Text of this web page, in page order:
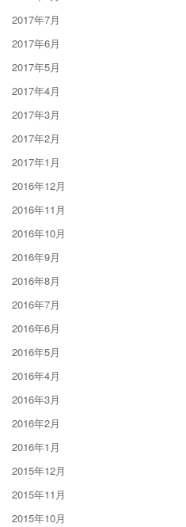
2017年7月
2017年6月
2017年5月
2017年4月
2017年3月
2017年2月
2017年1月
2016年12月
2016年11月
2016年10月
2016年9月
2016年8月
2016年7月
2016年6月
2016年5月
2016年4月
2016年3月
2016年2月
2016年1月
2015年12月
2015年11月
2015年10月